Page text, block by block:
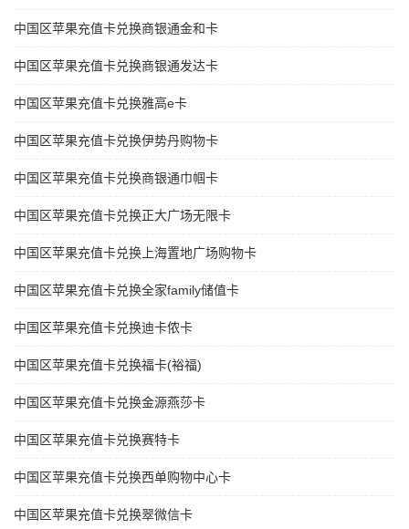
中国区苹果充值卡兑换商银通金和卡
中国区苹果充值卡兑换商银通发达卡
中国区苹果充值卡兑换雅高e卡
中国区苹果充值卡兑换伊势丹购物卡
中国区苹果充值卡兑换商银通巾帼卡
中国区苹果充值卡兑换正大广场无限卡
中国区苹果充值卡兑换上海置地广场购物卡
中国区苹果充值卡兑换全家family储值卡
中国区苹果充值卡兑换迪卡侬卡
中国区苹果充值卡兑换福卡(裕福)
中国区苹果充值卡兑换金源燕莎卡
中国区苹果充值卡兑换赛特卡
中国区苹果充值卡兑换西单购物中心卡
中国区苹果充值卡兑换翠微信卡